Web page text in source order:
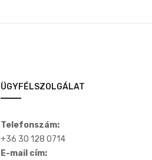
ÜGYFÉLSZOLGÁLAT
Telefonszám:
+36 30 128 0714
E-mail cím: